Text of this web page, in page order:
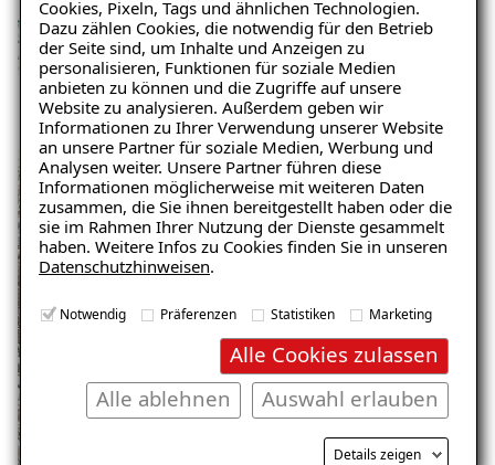
Cookies, Pixeln, Tags und ähnlichen Technologien.
Dazu zählen Cookies, die notwendig für den Betrieb
der Seite sind, um Inhalte und Anzeigen zu
personalisieren, Funktionen für soziale Medien
anbieten zu können und die Zugriffe auf unsere
Website zu analysieren. Außerdem geben wir
Informationen zu Ihrer Verwendung unserer Website
an unsere Partner für soziale Medien, Werbung und
Analysen weiter. Unsere Partner führen diese
Informationen möglicherweise mit weiteren Daten
zusammen, die Sie ihnen bereitgestellt haben oder die
sie im Rahmen Ihrer Nutzung der Dienste gesammelt
haben. Weitere Infos zu Cookies finden Sie in unseren
Datenschutzhinweisen.
Notwendig Präferenzen Statistiken Marketing
Alle Cookies zulassen
Auswahl erlauben
Alle ablehnen
Details zeigen